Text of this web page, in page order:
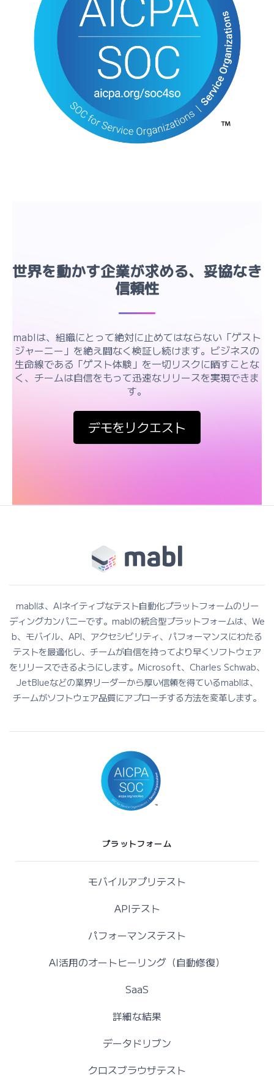
世界を動かす企業が求める、妥協なき
信頼性
mablは、組織にとって絶対に止めてはならない「ゲスト
ジャーニー」を絶え間なく検証し続けます。ビジネスの
生命線である「ゲスト体験」を一切リスクに晒すことな
く、チームは自信をもって迅速なリリースを実現できま
す。
デモをリクエスト
mablは、AIネイティブなテスト自動化プラットフォームのリー
ディングカンパニーです。mablの統合型プラットフォームは、We
b、モバイル、API、アクセシビリティ、パフォーマンスにわたる
テストを最適化し、チームが自信を持ってより早くソフトウェア
をリリースできるようにします。Microsoft、Charles Schwab、
JetBlueなどの業界リーダーから厚い信頼を得ているmablは、
チームがソフトウェア品質にアプローチする方法を変革します。
プラットフォーム
モバイルアプリテスト
APIテスト
パフォーマンステスト
AI活用のオートヒーリング（自動修復）
SaaS
詳細な結果
データドリブン
クロスブラウザテスト